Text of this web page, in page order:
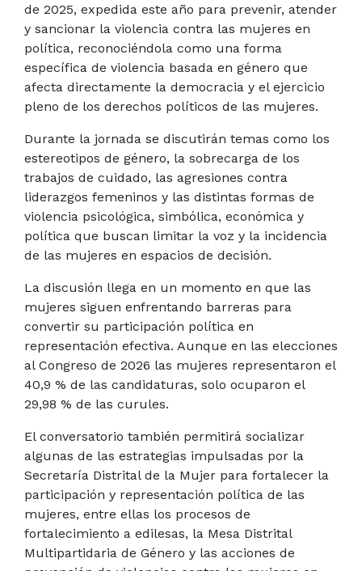
de 2025, expedida este año para prevenir, atender
y sancionar la violencia contra las mujeres en
política, reconociéndola como una forma
específica de violencia basada en género que
afecta directamente la democracia y el ejercicio
pleno de los derechos políticos de las mujeres.
Durante la jornada se discutirán temas como los
estereotipos de género, la sobrecarga de los
trabajos de cuidado, las agresiones contra
liderazgos femeninos y las distintas formas de
violencia psicológica, simbólica, económica y
política que buscan limitar la voz y la incidencia
de las mujeres en espacios de decisión.
La discusión llega en un momento en que las
mujeres siguen enfrentando barreras para
convertir su participación política en
representación efectiva. Aunque en las elecciones
al Congreso de 2026 las mujeres representaron el
40,9 % de las candidaturas, solo ocuparon el
29,98 % de las curules.
El conversatorio también permitirá socializar
algunas de las estrategias impulsadas por la
Secretaría Distrital de la Mujer para fortalecer la
participación y representación política de las
mujeres, entre ellas los procesos de
fortalecimiento a edilesas, la Mesa Distrital
Multipartidaria de Género y las acciones de